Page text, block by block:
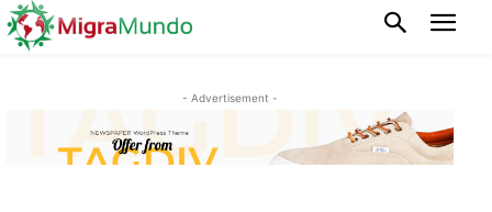
- Advertisement -